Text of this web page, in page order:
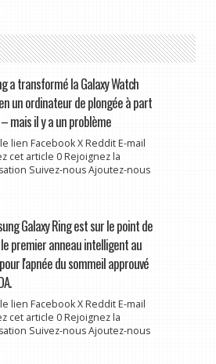
a transformé la Galaxy Watch
un ordinateur de plongée à part
mais il y a un problème
lien Facebook X Reddit E-mail
cet article 0 Rejoignez la
Suivez-nous Ajoutez-nous
Galaxy Ring est sur le point de
premier anneau intelligent au
l'apnée du sommeil approuvé
lien Facebook X Reddit E-mail
cet article 0 Rejoignez la
Suivez-nous Ajoutez-nous